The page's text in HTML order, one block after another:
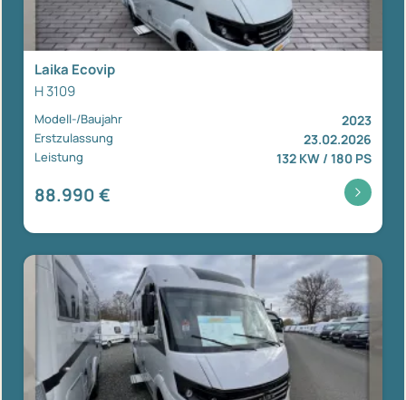
Laika Ecovip
H 3109
Modell-/Baujahr 2023
Erstzulassung 23.02.2026
Leistung 132 KW / 180 PS
88.990 €